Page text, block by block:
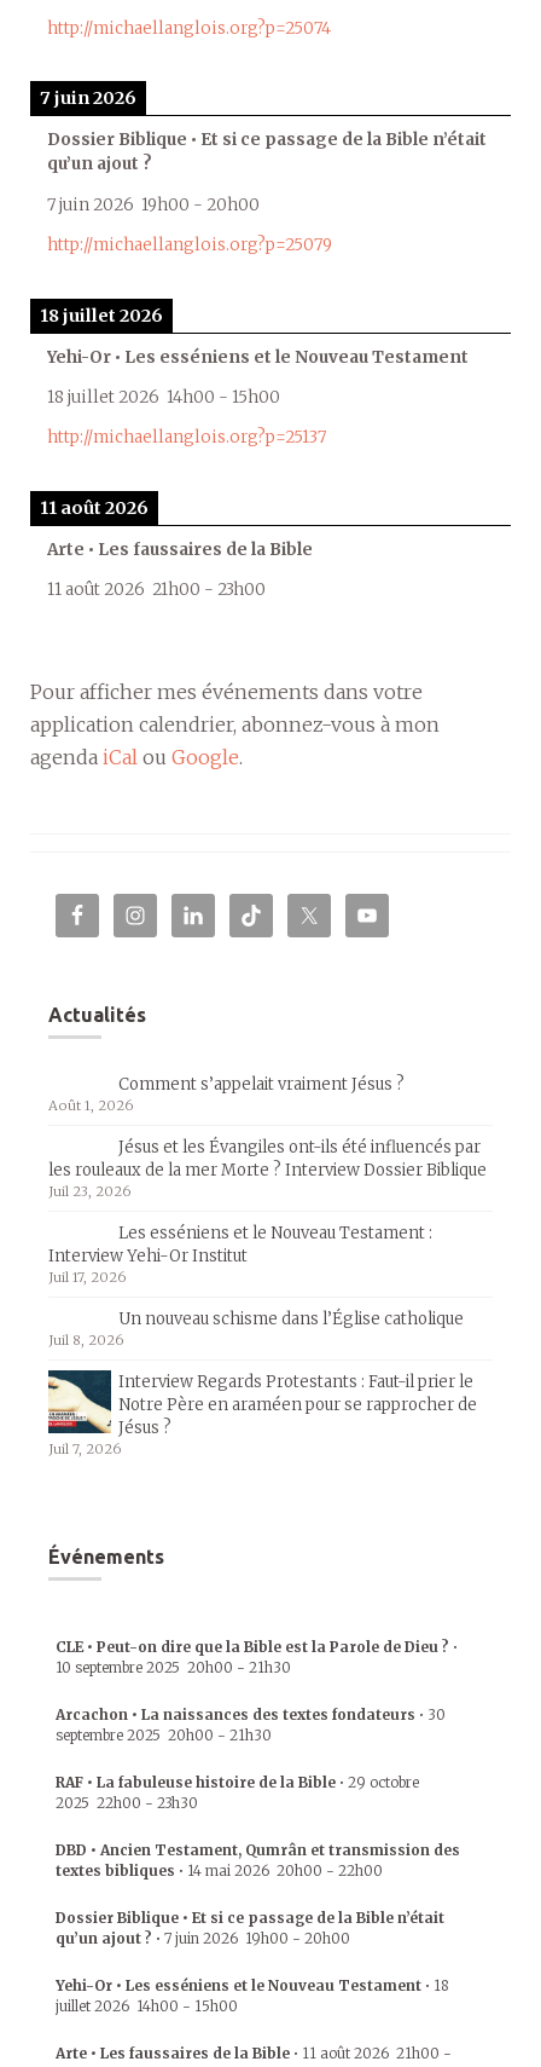
http://michaellanglois.org?p=25074
7 juin 2026
Dossier Biblique • Et si ce passage de la Bible n’était
qu’un ajout ?
7 juin 2026 19h00 - 20h00
http://michaellanglois.org?p=25079
18 juillet 2026
Yehi-Or • Les esséniens et le Nouveau Testament
18 juillet 2026 14h00 - 15h00
http://michaellanglois.org?p=25137
11 août 2026
Arte • Les faussaires de la Bible
11 août 2026 21h00 - 23h00
Pour afficher mes événements dans votre
application calendrier, abonnez-vous à mon
agenda iCal ou Google.
Actualités
Comment s’appelait vraiment Jésus ?
Août 1, 2026
Jésus et les Évangiles ont-ils été influencés par
les rouleaux de la mer Morte ? Interview Dossier Biblique
Juil 23, 2026
Les esséniens et le Nouveau Testament :
Interview Yehi-Or Institut
Juil 17, 2026
Un nouveau schisme dans l’Église catholique
Juil 8, 2026
Interview Regards Protestants : Faut-il prier le
Notre Père en araméen pour se rapprocher de
Jésus ?
Juil 7, 2026
Événements
CLE • Peut-on dire que la Bible est la Parole de Dieu ? •
10 septembre 2025 20h00 - 21h30
Arcachon • La naissances des textes fondateurs • 30
septembre 2025 20h00 - 21h30
RAF • La fabuleuse histoire de la Bible • 29 octobre
2025 22h00 - 23h30
DBD • Ancien Testament, Qumrân et transmission des
textes bibliques • 14 mai 2026 20h00 - 22h00
Dossier Biblique • Et si ce passage de la Bible n’était
qu’un ajout ? • 7 juin 2026 19h00 - 20h00
Yehi-Or • Les esséniens et le Nouveau Testament • 18
juillet 2026 14h00 - 15h00
Arte • Les faussaires de la Bible • 11 août 2026 21h00 -